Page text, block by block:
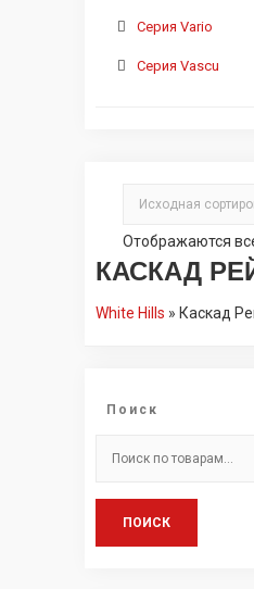
Серия Vario
Серия Vascu
Отображаются
КАСКАД
White Hills » Каскад
Поиск
ПОИСК